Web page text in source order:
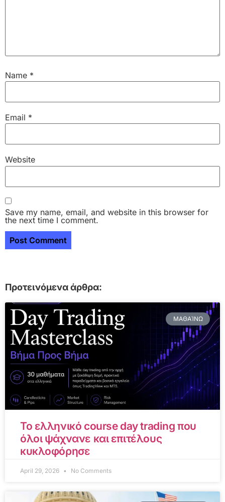
Name *
Email *
Website
Save my name, email, and website in this browser for
the next time I comment.
Προτεινόμενα άρθρα:
ΜΑΘΑΊΝΩ
Το ελληνικό course day trading που
όλοι ψάχνανε και επιτέλους
κυκλοφόρησε
April 29, 2026 No Comments